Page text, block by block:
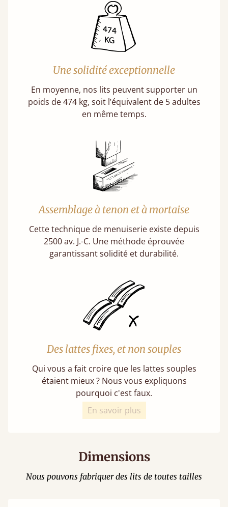
Une solidité exceptionnelle
En moyenne, nos lits peuvent supporter un
poids de 474 kg, soit l’équivalent de 5 adultes
en même temps.
Assemblage à tenon et à mortaise
Cette technique de menuiserie existe depuis
2500 av. J.-C. Une méthode éprouvée
garantissant solidité et durabilité.
Des lattes fixes, et non souples
Qui vous a fait croire que les lattes souples
étaient mieux ? Nous vous expliquons
pourquoi c'est faux.
En savoir plus
Dimensions
Nous pouvons fabriquer des lits de toutes tailles